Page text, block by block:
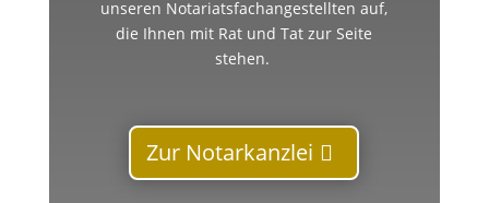
unseren Notariatsfachangestellten auf,
die Ihnen mit Rat und Tat zur Seite
stehen.
Zur Notarkanzlei